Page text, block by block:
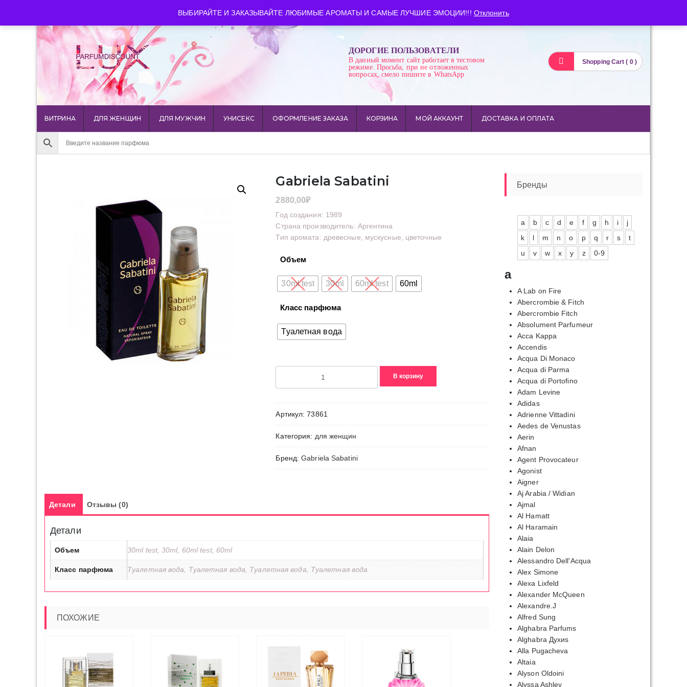
ВЫБИРАЙТЕ И ЗАКАЗЫВАЙТЕ ЛЮБИМЫЕ АРОМАТЫ И САМЫЕ ЛУЧШИЕ ЭМОЦИИ!!! Отклонить
+7 903 544 11 18 г. Москва Время работы: пн-сб 10:00-21:00
ДОРОГИЕ ПОЛЬЗОВАТЕЛИ
В данный момент сайт работает в тестовом
режиме. Просьба, при не отложенных
вопросах, смело пишите в WhatsApp
Shopping Cart ( 0 )
ВИТРИНА ДЛЯ ЖЕНЩИН ДЛЯ МУЖЧИН УНИСЕКС ОФОРМЛЕНИЕ ЗАКАЗА КОРЗИНА МОЙ АККАУНТ ДОСТАВКА И ОПЛАТА
Gabriela Sabatini
2880,00₽
Год создания: 1989
Страна производитель: Аргентина
Тип аромата: древесные, мускусные, цветочные
Объем
30ml test 30ml 60ml test 60ml
Класс парфюма
Туалетная вода
Sabatini
В корзину
Артикул:73861
Категория: для женщин
Бренд:Gabriela Sabatini
Детали Отзывы (0)
Детали
Объем 30ml test, 30ml, 60ml test, 60ml
Класс парфюма Туалетная вода, Туалетная вода, Туалетная вода, Туалетная вода
ПОХОЖИЕ
Бренды
a b c d e f g h i
j
k
l m n o p q r s
t
u
v w x y z 0-9
a
A Lab on Fire
Abercrombie & Fitch
Abercrombie Fitch
Absolument Parfumeur
Acca Kappa
Accendis
Acqua Di Monaco
Acqua di Parma
Acqua di Portofino
Adam Levine
Adidas
Adrienne Vittadini
Aedes de Venustas
Aerin
Afnan
Agent Provocateur
Agonist
Aigner
Aj Arabia / Widian
Ajmal
Al Hamatt
Al Haramain
Alaia
Alain Delon
Alessandro Dell'Acqua
Alex Simone
Alexa Lixfeld
Alexander McQueen
Alexandre.J
Alfred Sung
Alghabra Parfums
Alghabra Духиs
Alla Pugacheva
Altaia
Alyson Oldoini
Alyssa Ashley